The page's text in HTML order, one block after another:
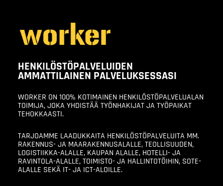
HENKILÖSTÖPALVELUIDEN
AMMATTILAINEN PALVELUKSESSASI
WORKER ON 100% KOTIMAINEN HENKILÖSTÖPALVELUALAN
TOIMIJA, JOKA YHDISTÄÄ TYÖNHAKIJAT JA TYÖPAIKAT
TEHOKKAASTI.
TARJOAMME LAADUKKAITA HENKILÖSTÖPALVELUITA MM.
RAKENNUS- JA MAARAKENNUSALALLE, TEOLLISUUDEN,
LOGISTIIKKA-ALALLE, KAUPAN ALALLE, HOTELLI- JA
RAVINTOLA-ALALLE, TOIMISTO- JA HALLINTOTÖIHIN, SOTE-
ALALLE SEKÄ IT- JA ICT-ALOILLE.